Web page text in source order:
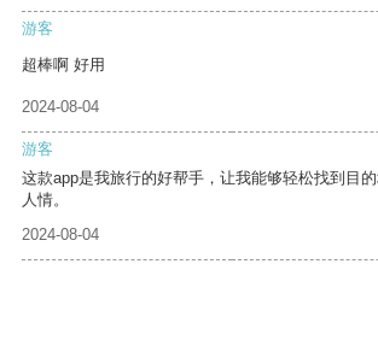
游客
超棒啊 好用
2024-08-04
游客
这款app是我旅行的好帮手，让我能够轻松找到目
人情。
2024-08-04